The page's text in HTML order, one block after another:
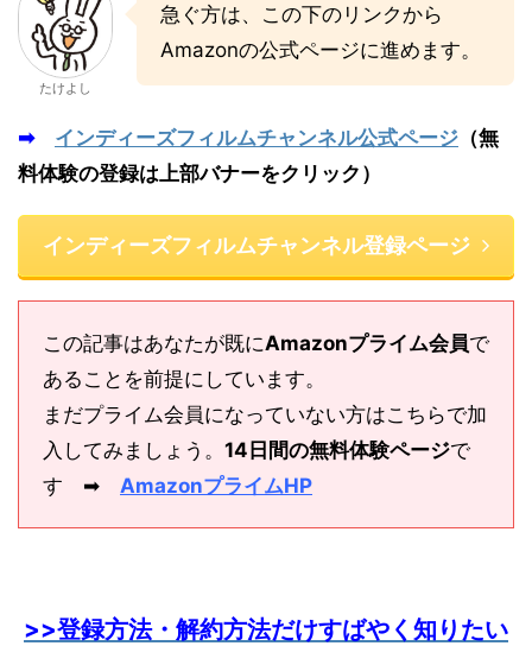
たけよし
急ぐ方は、この下のリンクから
Amazonの公式ページに進めます。
➡ インディーズフィルムチャンネル公式ページ （無
料体験の登録は上部バナーをクリック）
インディーズフィルムチャンネル登録ページ
この記事はあなたが既にAmazonプライム会員で
あることを前提にしています。
まだプライム会員になっていない方はこちらで加
入してみましょう。 14日間の無料体験ページで
す ➡ AmazonプライムHP
>>登録方法・解約方法だけすばやく知りたい